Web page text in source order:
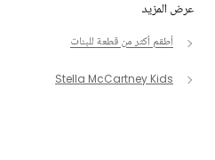
عرض المزيد
أطقم أكثر من قطعة للبنات
Stella McCartney Kids